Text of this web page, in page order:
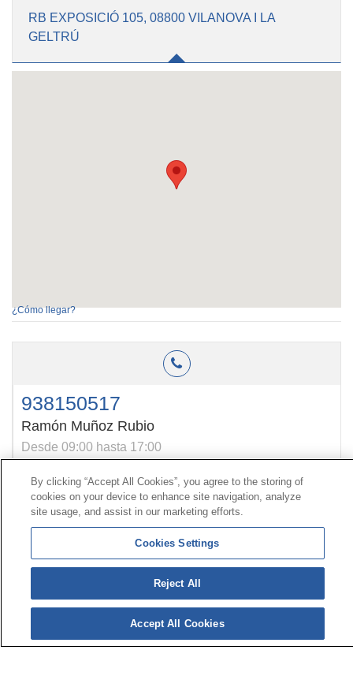
RB EXPOSICIÓ 105, 08800 VILANOVA I LA
GELTRÚ
¿Cómo llegar?
938150517
Ramón Muñoz Rubio
Desde 09:00 hasta 17:00
Kontaktua| kontratatzailearen Profila|Erreklamazioak
Lerro Unibertsala 900 203 203
Toki Pribatua Prestazio
berezien Batzordea|Toki Pribatu Hornitzailea Sanitarioa
© 2026ko Universal Mutua| Gunearen mapa
abisua | Datu-babesaren Politika| cookieen Politika
Jarraitu bertan:
By clicking “Accept All Cookies”, you agree to the storing of
cookies on your device to enhance site navigation, analyze
site usage, and assist in our marketing efforts.
Cookies Settings
Reject All
Accept All Cookies